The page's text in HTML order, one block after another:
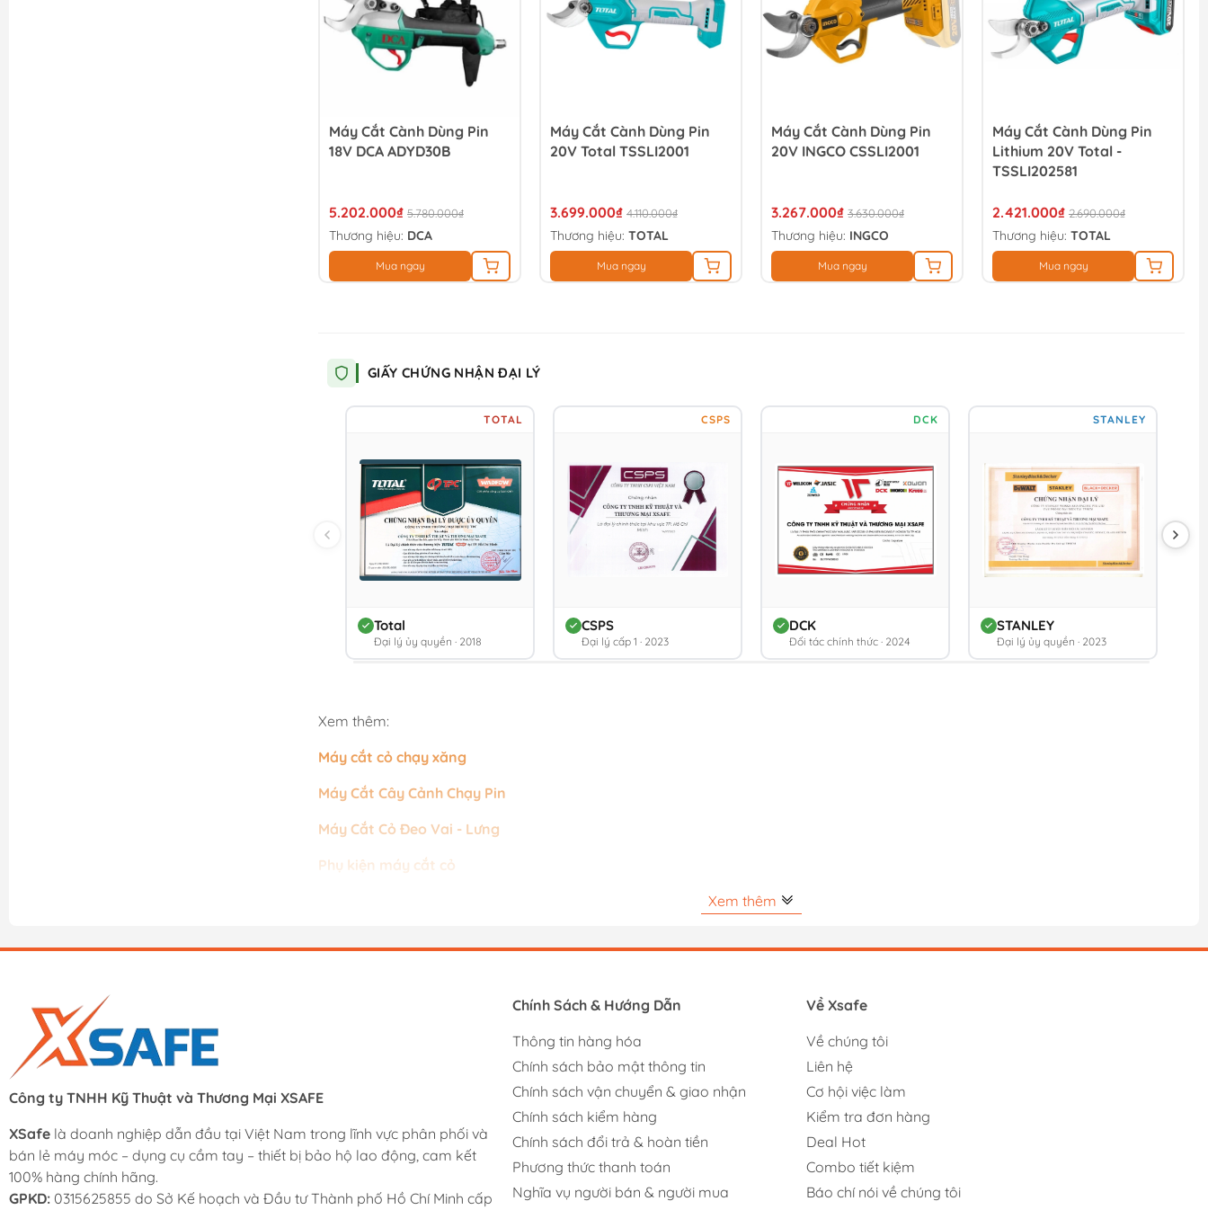
Máy Cắt Cành Dùng Pin
18V DCA ADYD30B
5.202.000₫ 5.780.000₫
Thương hiệu: DCA
Mua ngay
Máy Cắt Cành Dùng Pin
20V Total TSSLI2001
3.699.000₫ 4.110.000₫
Thương hiệu: TOTAL
Mua ngay
Máy Cắt Cành Dùng Pin
20V INGCO CSSLI2001
3.267.000₫ 3.630.000₫
Thương hiệu: INGCO
Mua ngay
Máy Cắt Cành Dùng Pin
Lithium 20V Total -
TSSLI202581
2.421.000₫ 2.690.000₫
Thương hiệu: TOTAL
Mua ngay
GIẤY CHỨNG NHẬN ĐẠI LÝ
TOTAL
Total
Đại lý ủy quyền · 2018
CSPS
CSPS
Đại lý cấp 1 · 2023
DCK
DCK
Đối tác chính thức · 2024
STANLEY
STANLEY
Đại lý ủy quyền · 2023
Xem thêm:
Máy cắt cỏ chạy xăng
Máy Cắt Cây Cảnh Chạy Pin
Máy Cắt Cỏ Đeo Vai - Lưng
Phụ kiện máy cắt cỏ
Xem thêm
Công ty TNHH Kỹ Thuật và Thương Mại XSAFE
XSafe là doanh nghiệp dẫn đầu tại Việt Nam trong lĩnh vực phân phối và
bán lẻ máy móc – dụng cụ cầm tay – thiết bị bảo hộ lao động, cam kết
100% hàng chính hãng.
GPKD: 0315625855 do Sở Kế hoạch và Đầu tư Thành phố Hồ Chí Minh cấp
Chính Sách & Hướng Dẫn
Thông tin hàng hóa
Chính sách bảo mật thông tin
Chính sách vận chuyển & giao nhận
Chính sách kiểm hàng
Chính sách đổi trả & hoàn tiền
Phương thức thanh toán
Nghĩa vụ người bán & người mua
Về Xsafe
Về chúng tôi
Liên hệ
Cơ hội việc làm
Kiểm tra đơn hàng
Deal Hot
Combo tiết kiệm
Báo chí nói về chúng tôi